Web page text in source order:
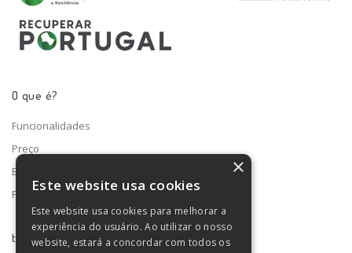
O que é?
Funcionalidades
Preço
Blog
Fale connosco
turno ®
×
Este website usa cookies
Este website usa cookies para melhorar a
experiência do usuário. Ao utilizar o nosso
website, estará a concordar com todos os